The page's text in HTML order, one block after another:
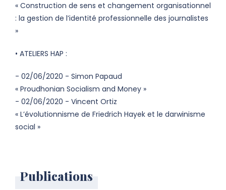
« Construction de sens et changement organisationnel
: la gestion de l’identité professionnelle des journalistes
»
• ATELIERS HAP :
- 02/06/2020 - Simon Papaud
« Proudhonian Socialism and Money »
- 02/06/2020 - Vincent Ortiz
« L’évolutionnisme de Friedrich Hayek et le darwinisme
social »
Publications